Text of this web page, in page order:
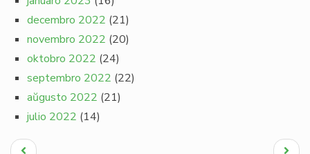
decembro 2022 (21)
novembro 2022 (20)
oktobro 2022 (24)
septembro 2022 (22)
aŭgusto 2022 (21)
julio 2022 (14)
Pagination
Antaŭa
Next